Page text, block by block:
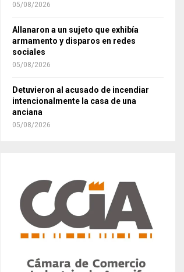
05/08/2026
Allanaron a un sujeto que exhibía
armamento y disparos en redes
sociales
05/08/2026
Detuvieron al acusado de incendiar
intencionalmente la casa de una
anciana
05/08/2026